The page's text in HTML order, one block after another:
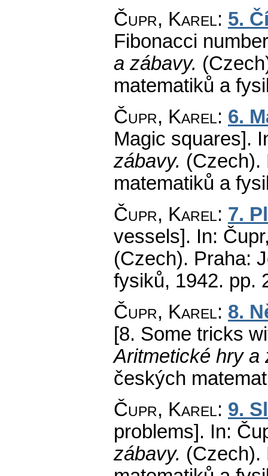
Čupr, Karel: 5.
Fibonacci
a zábavy.
matematiků a
Čupr, Karel: 6.
Magic squares].
zábavy. (Czech).
matematiků a
Čupr, Karel: 7.
vessels]. In:
(Czech). Praha:
fysiků, 1942. pp.
Čupr, Karel: 8.
[8. Some tricks
Aritmetické hry
českých
Čupr, Karel: 9.
problems]. In:
zábavy. (Czech).